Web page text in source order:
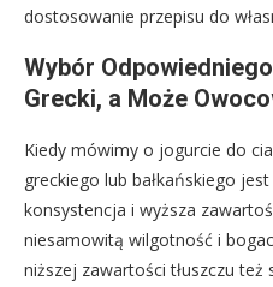
dostosowanie przepisu do
Wybór
Grecki, a Może
Kiedy mówimy o jogurcie do
greckiego lub bałkańskiego
konsystencja i wyższa
niesamowitą wilgotność i
niższej zawartości tłuszczu